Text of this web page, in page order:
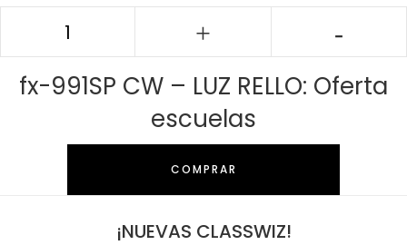
fx-991SP CW – LUZ RELLO: Oferta
escuelas
COMPRAR
¡NUEVAS CLASSWIZ!